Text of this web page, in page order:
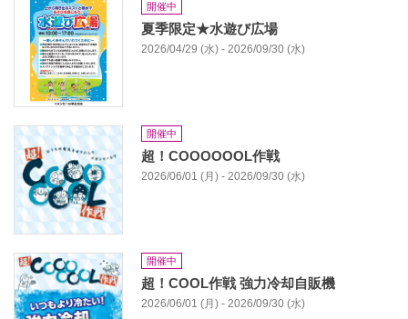
開催中
夏季限定★水遊び広場
2026/04/29 (水) - 2026/09/30 (水)
開催中
超！COOOOOOL作戦
2026/06/01 (月) - 2026/09/30 (水)
開催中
超！COOL作戦 強力冷却自販機
2026/06/01 (月) - 2026/09/30 (水)